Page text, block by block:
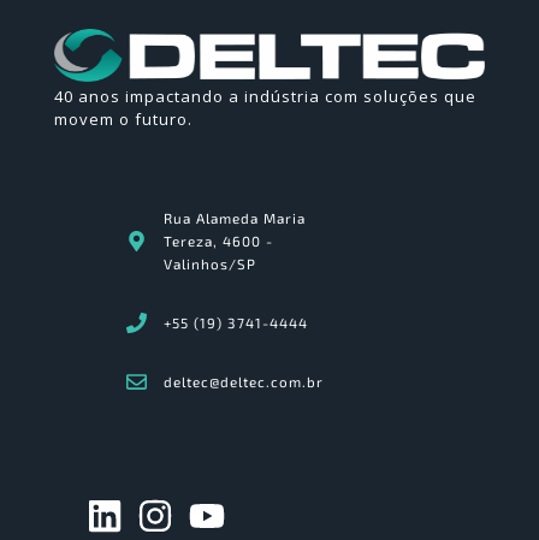
40 anos impactando a indústria com soluções que
movem o futuro.
Rua Alameda Maria
Tereza, 4600 -
Valinhos/SP
+55 (19) 3741-4444
deltec@deltec.com.br